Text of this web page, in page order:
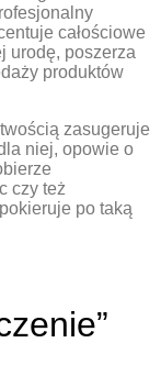
całościowe
urodę, poszerza
produktów
zasugeruje
niej, opowie o
czy też
po taką